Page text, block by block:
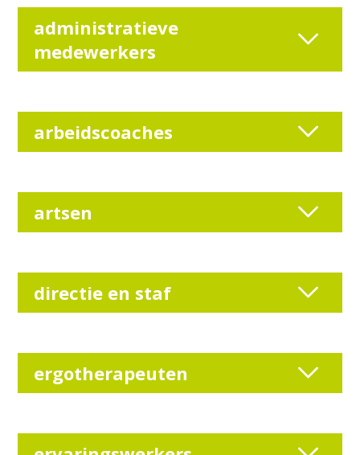
administratieve
medewerkers
arbeidscoaches
artsen
directie en staf
ergotherapeuten